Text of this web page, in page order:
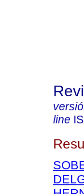
line